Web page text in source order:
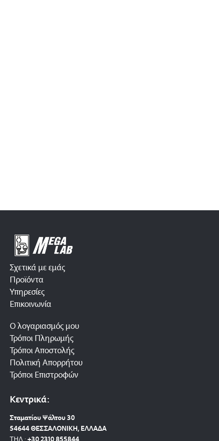
Σχετικά με εμάς
Προϊόντα
Υπηρεσίες
Επικοινωνία
Ο λογαριασμός μου
Τρόποι Πληρωμής
Τρόποι Αποστολής
Πολιτική Απορρήτου
Τρόποι Επιστροφών
Κεντρικά:
Σταματίου Ψάλτου 30
54644 ΘΕΣΣΑΛΟΝΙΚΗ, ΕΛΛΑΔΑ
ΤΗΛ.:+30 2310 855844